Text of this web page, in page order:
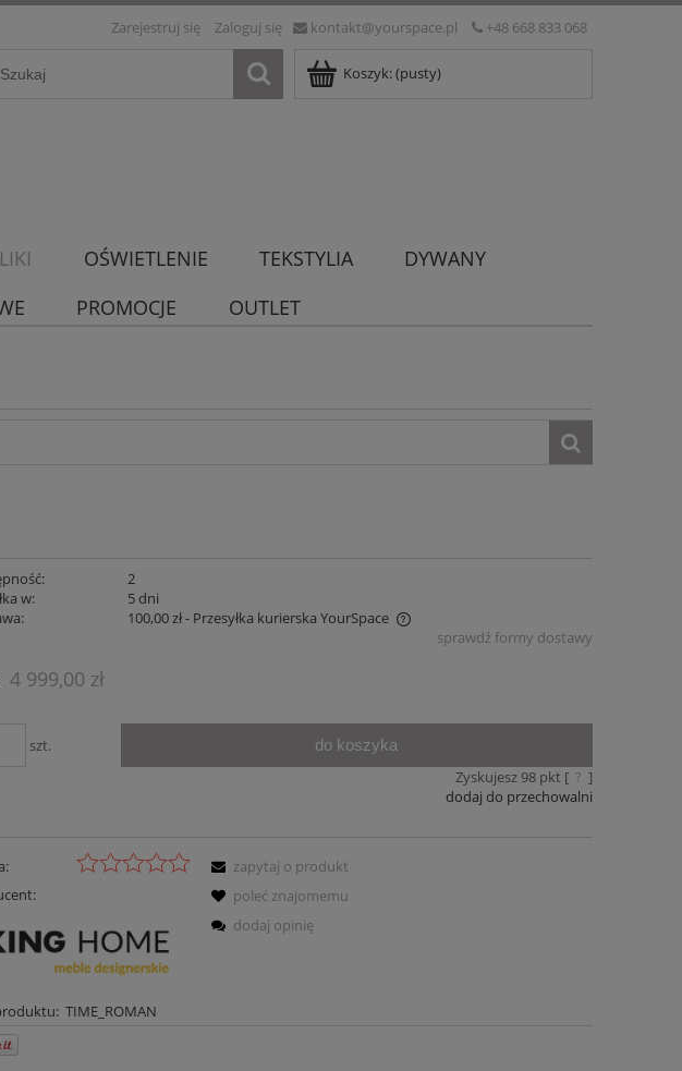
kontakt@yourspace.pl +48 668 833 068
Zarejestruj się Zaloguj się
Koszyk:(pusty)
OŚWIETLENIE TEKSTYLIA
DYWANY
PROMOCJE OUTLET
2
w:
5 dni
100,00 zł- Przesyłka kurierska YourSpace
sprawdź formy dostawy
4 999,00 zł
szt. do koszyka
Zyskujesz 98pkt [ ? ]
dodaj do przechowalni
TIME_ROMAN
zapytaj o produkt
poleć znajomemu
dodaj opinię